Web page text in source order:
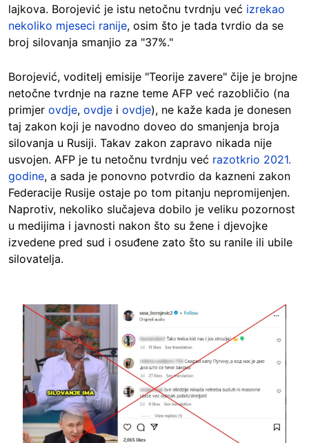
lajkova. Borojević je istu netočnu tvrdnju već izrekao
nekoliko mjeseci ranije, osim što je tada tvrdio da se
broj silovanja smanjio za "37%."
Borojević, voditelj emisije "Teorije zavere" čije je brojne
netočne tvrdnje na razne teme AFP već razobličio (na
primjer ovdje, ovdje i ovdje), ne kaže kada je donesen
taj zakon koji je navodno doveo do smanjenja broja
silovanja u Rusiji. Takav zakon zapravo nikada nije
usvojen. AFP je tu netočnu tvrdnju već razotkrio 2021.
godine, a sada je ponovno potvrdio da kazneni zakon
Federacije Rusije ostaje po tom pitanju nepromijenjen.
Naprotiv, nekoliko slučajeva dobilo je veliku pozornost
u medijima i javnosti nakon što su žene i djevojke
izvedene pred sud i osuđene zato što su ranile ili ubile
silovatelja.
Image